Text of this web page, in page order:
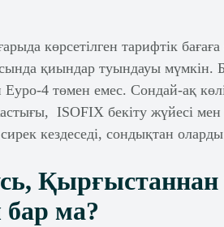
көрсетілген тарифтік
қиындар туындауы мүмкін.
4 төмен емес. Cондай-ақ
ISOFIX бекіту жүйесі
кездеседі, сондықтан
Қырғыстаннан
ма?